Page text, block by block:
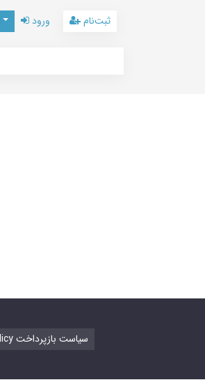
ورود ثبت‌نام
Refund Policy سیاست بازپرداخت